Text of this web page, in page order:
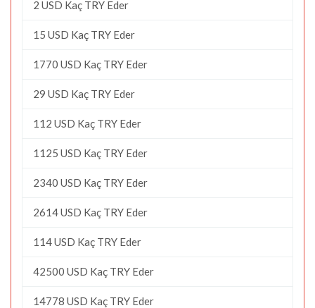
2 USD Kaç TRY Eder
15 USD Kaç TRY Eder
1770 USD Kaç TRY Eder
29 USD Kaç TRY Eder
112 USD Kaç TRY Eder
1125 USD Kaç TRY Eder
2340 USD Kaç TRY Eder
2614 USD Kaç TRY Eder
114 USD Kaç TRY Eder
42500 USD Kaç TRY Eder
14778 USD Kaç TRY Eder